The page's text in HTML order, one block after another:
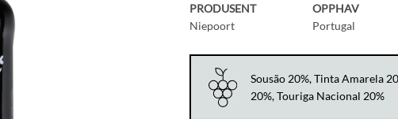
PRODUSENT
Niepoort
OPPHAV
Portugal
Sousão 20%, Tinta Amarela
20%, Touriga Nacional 20%